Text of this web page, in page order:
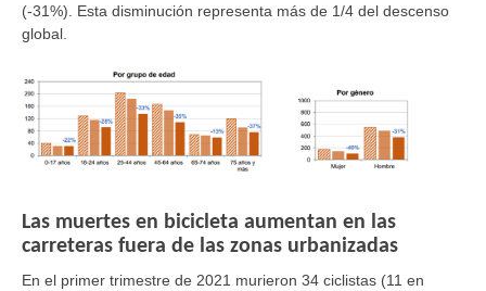
(-31%). Esta disminución representa más de 1/4 del descenso
global.
Las muertes en bicicleta aumentan en las
carreteras fuera de las zonas urbanizadas
En el primer trimestre de 2021 murieron 34 ciclistas (11 en